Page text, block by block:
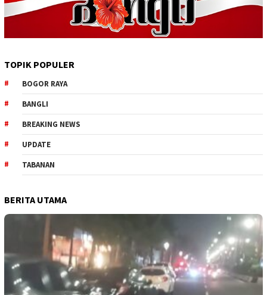
TOPIK POPULER
BOGOR RAYA
BANGLI
BREAKING NEWS
UPDATE
TABANAN
BERITA UTAMA